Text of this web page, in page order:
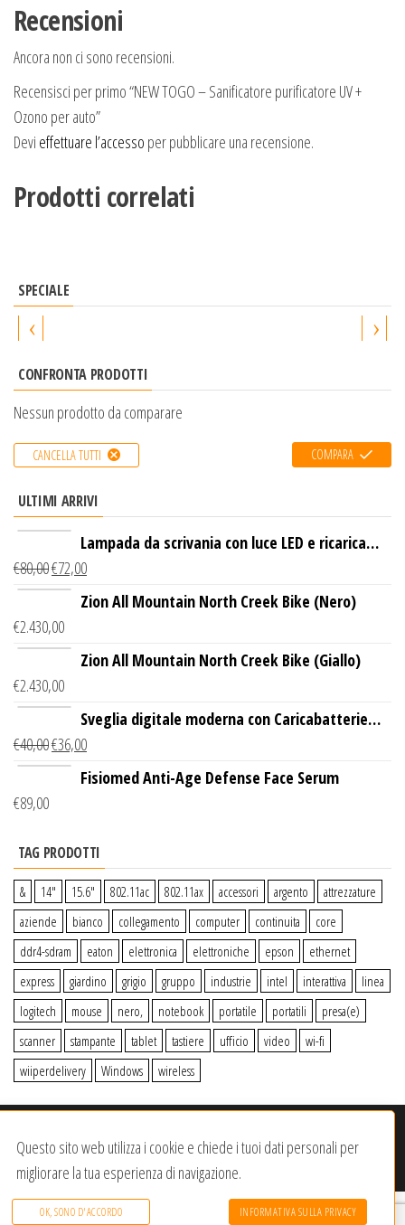
Recensioni
Ancora non ci sono recensioni.
Recensisci per primo “NEW TOGO – Sanificatore purificatore UV +
Ozono per auto”
Devi effettuare l’accesso per pubblicare una recensione.
Prodotti correlati
SPECIALE
‹ ›
CONFRONTA PRODOTTI
Nessun prodotto da comparare
CANCELLA TUTTI COMPARA
ULTIMI ARRIVI
Lampada da scrivania con luce LED e ricarica
wireless
€80,00€72,00
Zion All Mountain North Creek Bike (Nero)
€2.430,00
Zion All Mountain North Creek Bike (Giallo)
€2.430,00
Sveglia digitale moderna con Caricabatterie
Wireless Qi
€40,00€36,00
Fisiomed Anti-Age Defense Face Serum
€89,00
TAG PRODOTTI
& 14″ 15.6″ 802.11ac 802.11ax accessori argento
attrezzature
aziende
bianco collegamento computer continuita
core
ddr4-sdram
eaton elettronica elettroniche epson
ethernet
express
giardino grigio gruppo industrie intel interattiva
linea
logitech
mouse nero, notebook portatile portatili
presa(e)
scanner
stampante tablet tastiere ufficio video
wi-fi
wiiperdelivery
Windows wireless
Dracma Service S.R.L.
Questo sito web utilizza i cookie e chiede i tuoi dati personali per
migliorare la tua esperienza di navigazione.
OK, SONO D'ACCORDO INFORMATIVA SULLA PRIVACY